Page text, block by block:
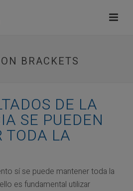
BRACKETS
DE LA
SE PUEDEN
TODA LA
sí se puede mantener toda la
es fundamental utilizar